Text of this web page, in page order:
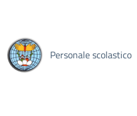
Personale scolastico